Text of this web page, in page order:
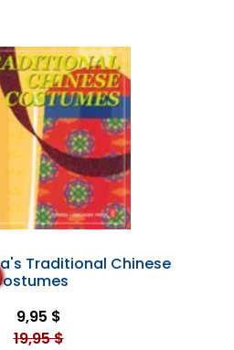
Traditional Chinese
9,95 $
19,95 $